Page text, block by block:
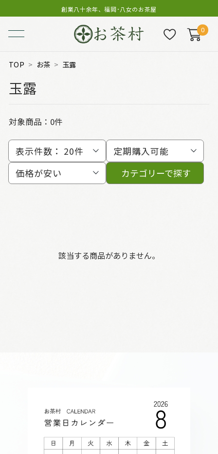
創業八十余年、福岡･八女のお茶屋
0
TOP お茶 玉露
玉露
対象商品：0件
表示件数： 20件
定期購入可能
価格が安い
カテゴリーで探す
該当する商品がありません。